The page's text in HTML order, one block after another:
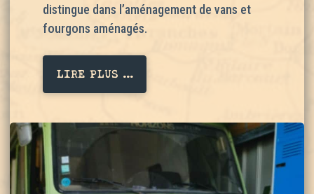
distingue dans l’aménagement de vans et
fourgons aménagés.
LIRE PLUS ...